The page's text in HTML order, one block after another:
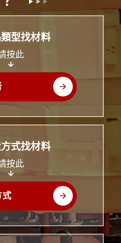
型找材料
按此
式找材料
按此
式